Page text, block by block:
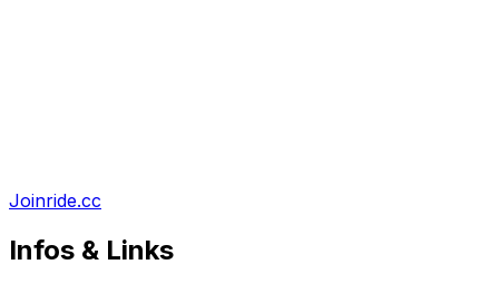
Joinride.cc
Infos & Links